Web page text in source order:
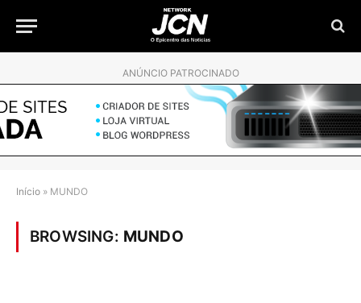
ANÚNCIO PATROCINADO
Início » MUNDO
BROWSING: MUNDO